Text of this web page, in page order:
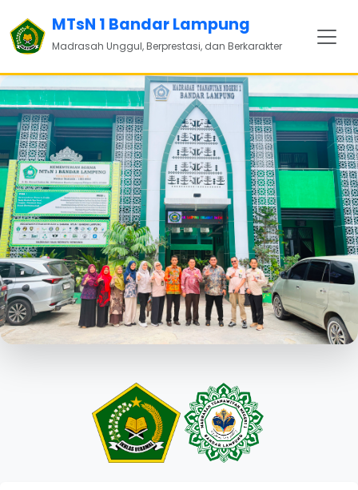
MTsN 1 Bandar Lampung
Madrasah Unggul, Berprestasi, dan Berkarakter